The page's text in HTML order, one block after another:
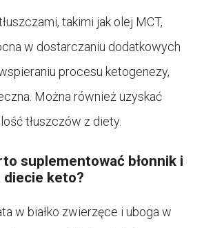
takimi jak olej MCT,
w dostarczaniu dodatkowych
procesu ketogenezy,
Można również uzyskać
tłuszczów z diety.
suplementować błonnik i
keto?
w białko zwierzęce i uboga w